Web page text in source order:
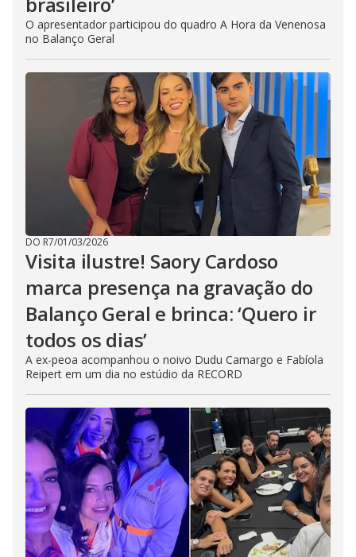
O apresentador participou do quadro A Hora da Venenosa
no Balanço Geral
DO R7/01/03/2026
Visita ilustre! Saory Cardoso
marca presença na gravação do
Balanço Geral e brinca: ‘Quero ir
todos os dias’
A ex-peoa acompanhou o noivo Dudu Camargo e Fabíola
Reipert em um dia no estúdio da RECORD